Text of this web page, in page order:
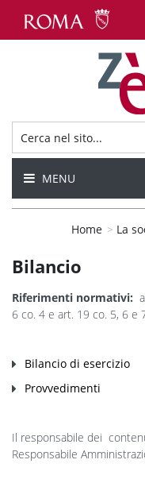
MENU
Home > La
Bilancio
Riferimenti normativi:
6 co. 4 e art. 19 co. 5, 6 e
Bilancio di esercizio
Provvedimenti
Il responsabile dei
Responsabile